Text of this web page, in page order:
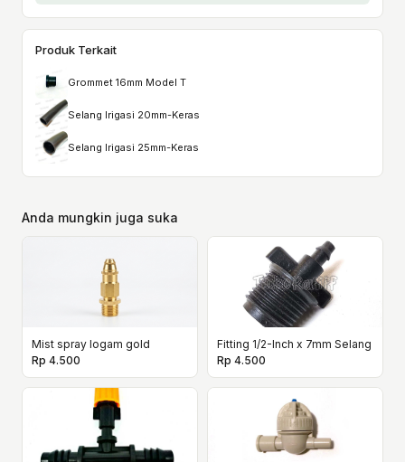
Produk Terkait
Grommet 16mm Model T
Selang Irigasi 20mm-Keras
Selang Irigasi 25mm-Keras
Anda mungkin juga suka
Mist spray logam gold
Rp 4.500
Fitting 1/2-Inch x 7mm Selang
Rp 4.500